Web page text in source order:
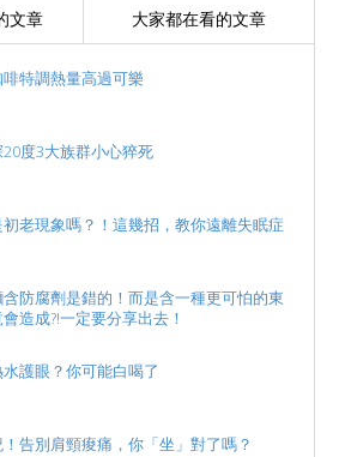
文章 大家都在看的文章
特調熱量高過可樂
度3大族群小心猝死
老現象嗎？！這幾招，教你遠離失眠症
防腐劑是錯的！而是含一種更可怕的東
造成?!一定要分享出去！
護眼？你可能白喝了
告別肩頸痠痛，你「坐」對了嗎？